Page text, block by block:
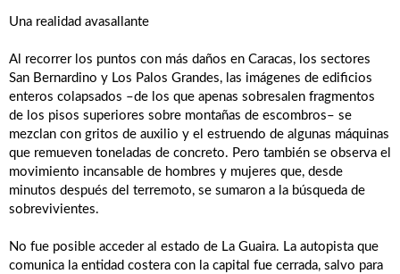
Una realidad avasallante
Al recorrer los puntos con más daños en Caracas, los sectores
San Bernardino y Los Palos Grandes, las imágenes de edificios
enteros colapsados –de los que apenas sobresalen fragmentos
de los pisos superiores sobre montañas de escombros– se
mezclan con gritos de auxilio y el estruendo de algunas máquinas
que remueven toneladas de concreto. Pero también se observa el
movimiento incansable de hombres y mujeres que, desde
minutos después del terremoto, se sumaron a la búsqueda de
sobrevivientes.
No fue posible acceder al estado de La Guaira. La autopista que
comunica la entidad costera con la capital fue cerrada, salvo para